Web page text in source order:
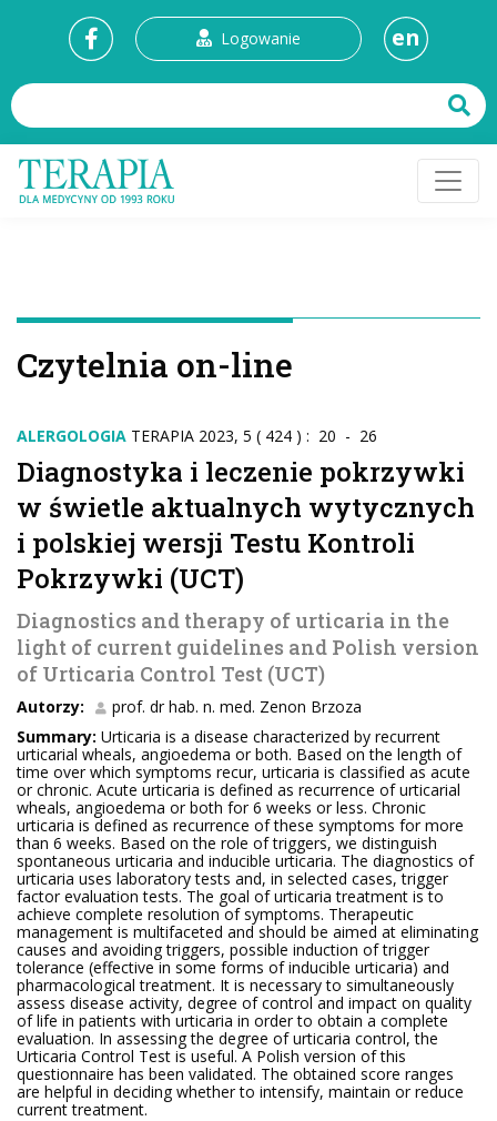
Logowanie en
Czytelnia on-line
ALERGOLOGIA TERAPIA 2023, 5 ( 424 ) : 20 - 26
Diagnostyka i leczenie pokrzywki
w świetle aktualnych wytycznych
i polskiej wersji Testu Kontroli
Pokrzywki (UCT)
Diagnostics and therapy of urticaria in the
light of current guidelines and Polish version
of Urticaria Control Test (UCT)
Autorzy:
prof. dr hab. n. med. Zenon Brzoza
Summary: Urticaria is a disease characterized by recurrent
urticarial wheals, angioedema or both. Based on the length of
time over which symptoms recur, urticaria is classified as acute
or chronic. Acute urticaria is defined as recurrence of urticarial
wheals, angioedema or both for 6 weeks or less. Chronic
urticaria is defined as recurrence of these symptoms for more
than 6 weeks. Based on the role of triggers, we distinguish
spontaneous urticaria and inducible urticaria. The diagnostics of
urticaria uses laboratory tests and, in selected cases, trigger
factor evaluation tests. The goal of urticaria treatment is to
achieve complete resolution of symptoms. Therapeutic
management is multifaceted and should be aimed at eliminating
causes and avoiding triggers, possible induction of trigger
tolerance (effective in some forms of inducible urticaria) and
pharmacological treatment. It is necessary to simultaneously
assess disease activity, degree of control and impact on quality
of life in patients with urticaria in order to obtain a complete
evaluation. In assessing the degree of urticaria control, the
Urticaria Control Test is useful. A Polish version of this
questionnaire has been validated. The obtained score ranges
are helpful in deciding whether to intensify, maintain or reduce
current treatment.